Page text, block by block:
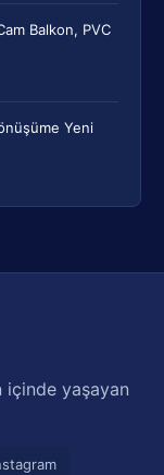
Balkon, PVC
Yeni
içinde yaşayan